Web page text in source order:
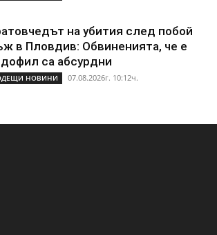
на убития след побой
в Пловдив: Обвиненията, че е
са абсурдни
НОВИНИ 07.08.2026г. 10:12ч.